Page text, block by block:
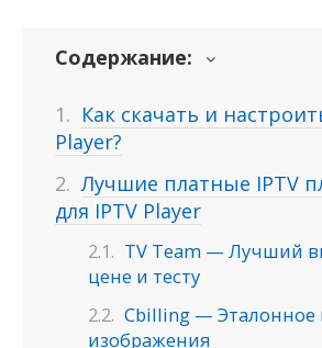
Содержание:
Как скачать и
Player?
Лучшие платные IPTV
для IPTV Player
TV Team — Лучший
цене и тесту
Cbilling — Эталонное
изображения